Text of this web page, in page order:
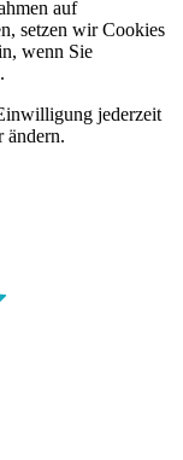
auf
setzen wir Cookies
wenn Sie
jederzeit